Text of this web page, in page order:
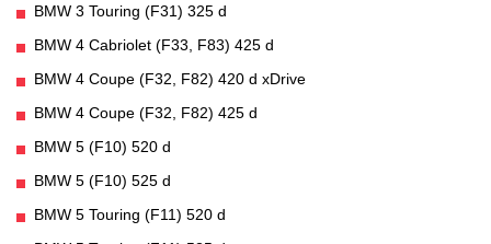
BMW 3 Touring (F31) 325 d
BMW 4 Cabriolet (F33, F83) 425 d
BMW 4 Coupe (F32, F82) 420 d xDrive
BMW 4 Coupe (F32, F82) 425 d
BMW 5 (F10) 520 d
BMW 5 (F10) 525 d
BMW 5 Touring (F11) 520 d